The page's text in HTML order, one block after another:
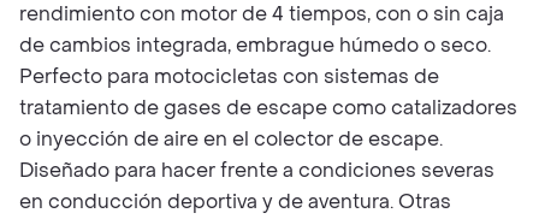
rendimiento con motor de 4 tiempos, con o sin caja
de cambios integrada, embrague húmedo o seco.
Perfecto para motocicletas con sistemas de
tratamiento de gases de escape como catalizadores
o inyección de aire en el colector de escape.
Diseñado para hacer frente a condiciones severas
en conducción deportiva y de aventura. Otras